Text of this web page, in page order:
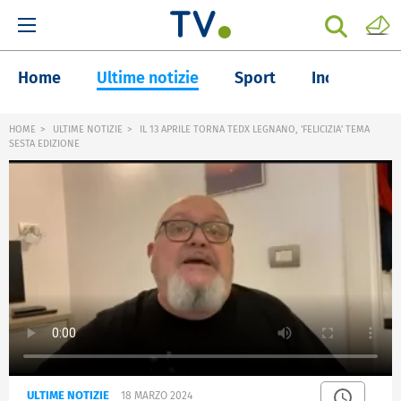
Home Ultime notizie Sport Inchieste
HOME ULTIME NOTIZIE
IL 13 APRILE TORNA TEDX LEGNANO, 'FELICIZIA' TEMA
SESTA EDIZIONE
ULTIME NOTIZIE 18 MARZO 2024